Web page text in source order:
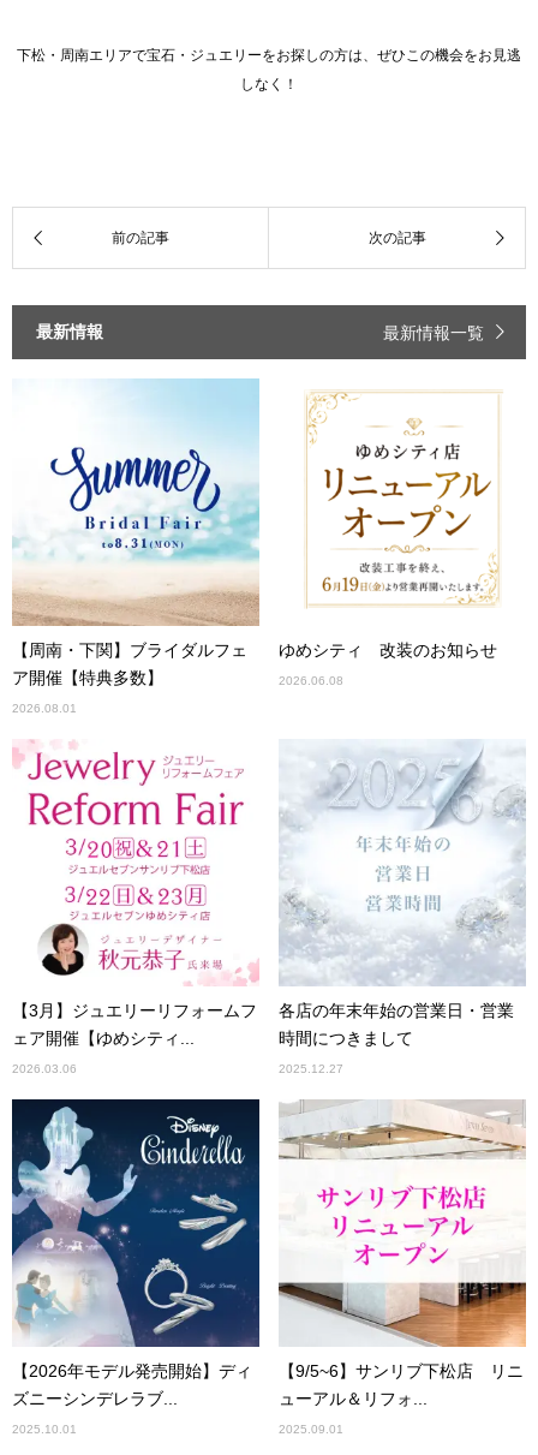
下松・周南エリアで宝石・ジュエリーをお探しの方は、ぜひこの機会をお見逃
しなく！
最新情報 最新情報一覧
【周南・下関】ブライダルフェ
ア開催【特典多数】
2026.08.01
ゆめシティ 改装のお知らせ
2026.06.08
【3月】ジュエリーリフォームフ
ェア開催【ゆめシティ...
2026.03.06
各店の年末年始の営業日・営業
時間につきまして
2025.12.27
【2026年モデル発売開始】ディ
ズニーシンデレラブ...
2025.10.01
【9/5~6】サンリブ下松店 リニ
ューアル＆リフォ...
2025.09.01